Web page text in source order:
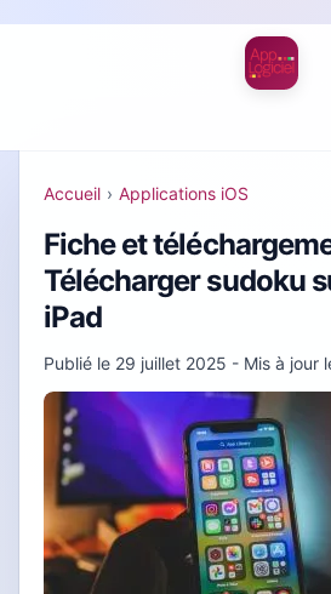
Accueil › Applications iOS
Fiche et
Télécharger sudoku
iPad
Publié le 29 juillet 2025 - Mis à jour